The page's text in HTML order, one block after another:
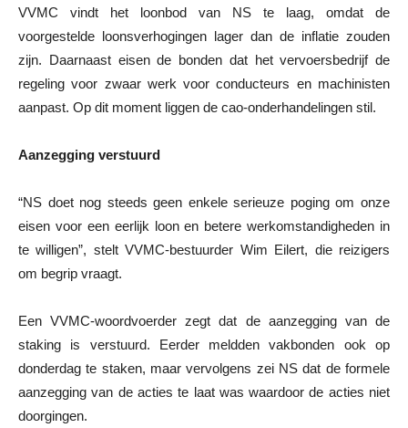
VVMC vindt het loonbod van NS te laag, omdat de
voorgestelde loonsverhogingen lager dan de inflatie zouden
zijn. Daarnaast eisen de bonden dat het vervoersbedrijf de
regeling voor zwaar werk voor conducteurs en machinisten
aanpast. Op dit moment liggen de cao-onderhandelingen stil.
Aanzegging verstuurd
“NS doet nog steeds geen enkele serieuze poging om onze
eisen voor een eerlijk loon en betere werkomstandigheden in
te willigen”, stelt VVMC-bestuurder Wim Eilert, die reizigers
om begrip vraagt.
Een VVMC-woordvoerder zegt dat de aanzegging van de
staking is verstuurd. Eerder meldden vakbonden ook op
donderdag te staken, maar vervolgens zei NS dat de formele
aanzegging van de acties te laat was waardoor de acties niet
doorgingen.